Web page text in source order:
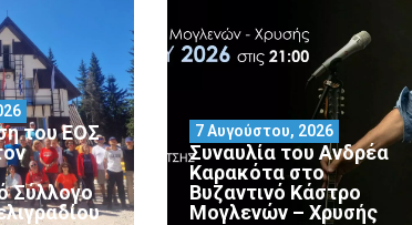
του ΕΟΣ
Σύλλογο
Συναυλία του Ανδρέα
Καρακότα στο
Βυζαντινό Κάστρο
Μογλενών – Χρυσής
7 Αυγούστου, 2026